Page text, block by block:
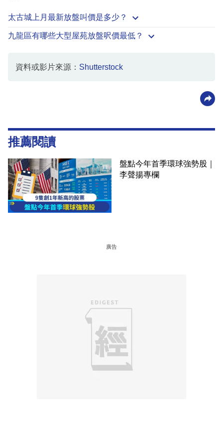
太古城上月最新放盤叫價是多少？
九龍區有哪些大型屋苑放盤呎價最低？
資料或影片來源： Shutterstock
推薦閱讀
盤點今年首季環球強勢股｜
李聲揚專欄
廣告